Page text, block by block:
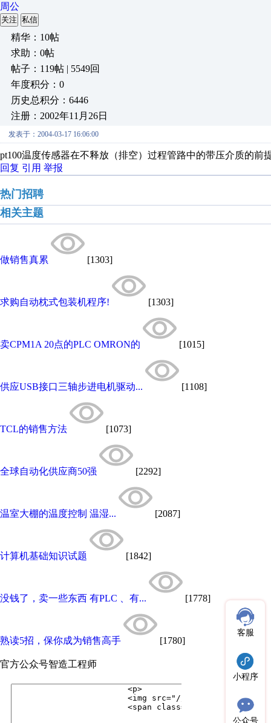
周公
关注 私信
精华：10帖
求助：0帖
帖子：119帖 | 5549回
年度积分：0
历史总积分：6446
注册：2002年11月26日
发表于：2004-03-17 16:06:00
pt100温度传感器在不释放（排空）过程管路中的带压介质的前
回复 引用 举报
热门招聘
相关主题
做销售真累 [1303]
求购自动枕式包装机程序! [1303]
卖CPM1A 20点的PLC OMRON的 [1015]
供应USB接口三轴步进电机驱动... [1108]
TCL的销售方法 [1073]
全球自动化供应商50强 [2292]
温室大棚的温度控制 温湿... [2087]
计算机基础知识试题 [1842]
没钱了，卖一些东西 有PLC 、有... [1778]
熟读5招，保你成为销售高手 [1780]
官方公众号智造工程师
客服
小程序
公众号